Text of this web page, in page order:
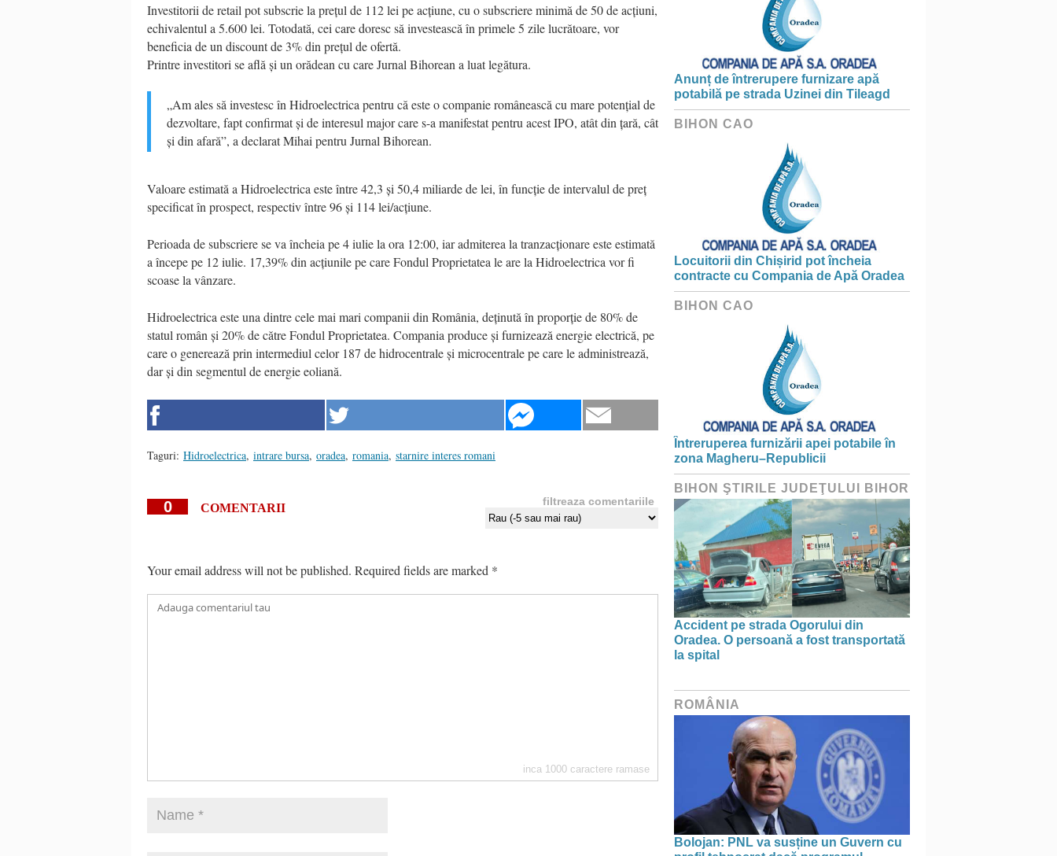
Investitorii de retail pot subscrie la prețul de 112 lei pe acțiune, cu o subscriere minimă de 50 de acțiuni,
echivalentul a 5.600 lei. Totodată, cei care doresc să investească în primele 5 zile lucrătoare, vor
beneficia de un discount de 3% din prețul de ofertă.
Printre investitori se află și un orădean cu care Jurnal Bihorean a luat legătura.
„Am ales să investesc în Hidroelectrica pentru că este o companie românească cu mare potențial de
dezvoltare, fapt confirmat și de interesul major care s-a manifestat pentru acest IPO, atât din țară, cât
și din afară”, a declarat Mihai pentru Jurnal Bihorean.
Valoare estimată a Hidroelectrica este între 42,3 și 50,4 miliarde de lei, în funcție de intervalul de preț
specificat în prospect, respectiv între 96 și 114 lei/acțiune.
Perioada de subscriere se va încheia pe 4 iulie la ora 12:00, iar admiterea la tranzacționare este estimată
a începe pe 12 iulie. 17,39% din acțiunile pe care Fondul Proprietatea le are la Hidroelectrica vor fi
scoase la vânzare.
Hidroelectrica este una dintre cele mai mari companii din România, deținută în proporție de 80% de
statul român și 20% de către Fondul Proprietatea. Compania produce și furnizează energie electrică, pe
care o generează prin intermediul celor 187 de hidrocentrale și microcentrale pe care le administrează,
dar și din segmentul de energie eoliană.
Taguri: Hidroelectrica, intrare bursa, oradea, romania, starnire interes romani
0 COMENTARII filtreaza comentariile
Your email address will not be published. Required fields are marked *
inca 1000 caractere ramase
Anunț de întrerupere furnizare apă
potabilă pe strada Uzinei din Tileagd
BIHON CAO
Locuitorii din Chișirid pot încheia
contracte cu Compania de Apă Oradea
BIHON CAO
Întreruperea furnizării apei potabile în
zona Magheru–Republicii
BIHON ŞTIRILE JUDEŢULUI BIHOR
Accident pe strada Ogorului din
Oradea. O persoană a fost transportată
la spital
ROMÂNIA
Bolojan: PNL va susține un Guvern cu